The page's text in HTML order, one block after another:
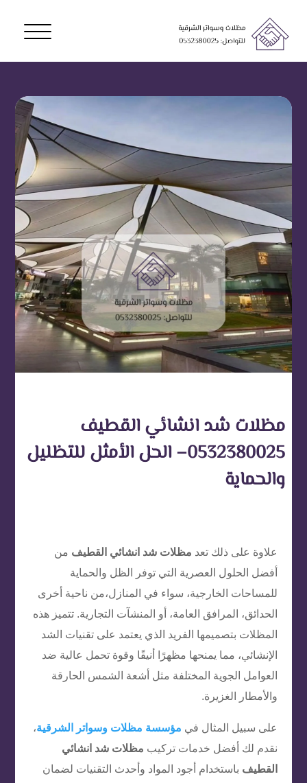
مظلات شد انشائي القطيف
0532380025– الحل الأمثل للتظليل
والحماية
علاوة على ذلك تعد مظلات شد انشائي القطيف من
أفضل الحلول العصرية التي توفر الظل والحماية
للمساحات الخارجية، سواء في المنازل،من ناحية أخرى
الحدائق، المرافق العامة، أو المنشآت التجارية. تتميز هذه
المظلات بتصميمها الفريد الذي يعتمد على تقنيات الشد
الإنشائي، مما يمنحها مظهرًا أنيقًا وقوة تحمل عالية ضد
العوامل الجوية المختلفة مثل أشعة الشمس الحارقة
والأمطار الغزيرة.
على سبيل المثال في مؤسسة مظلات وسواتر الشرقية،
نقدم لك أفضل خدمات تركيب مظلات شد انشائي
القطيف باستخدام أجود المواد وأحدث التقنيات لضمان